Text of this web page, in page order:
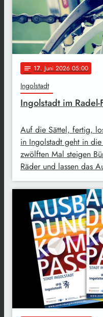
notes 17. Juni 2026 05:00
Ingolstadt
Ingolstadt im
Auf die Sättel, fertig,
in Ingolstadt geht in
zwölften Mal steigen
Räder und lassen das